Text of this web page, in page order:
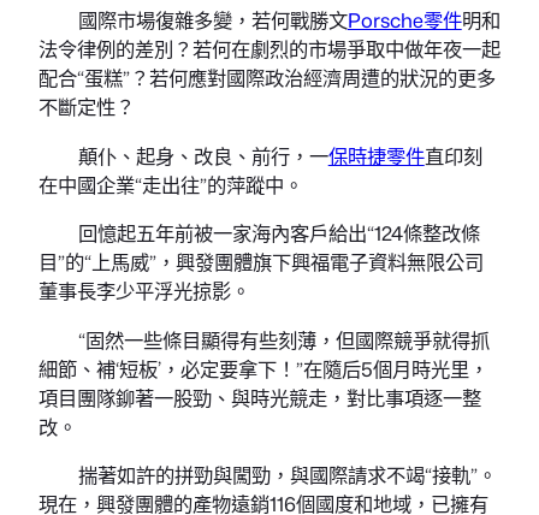
國際市場復雜多變，若何戰勝文Porsche零件明和
法令律例的差別？若何在劇烈的市場爭取中做年夜一起
配合“蛋糕”？若何應對國際政治經濟周遭的狀況的更多
不斷定性？
顛仆、起身、改良、前行，一保時捷零件直印刻
在中國企業“走出往”的萍蹤中。
回憶起五年前被一家海內客戶給出“124條整改條
目”的“上馬威”，興發團體旗下興福電子資料無限公司
董事長李少平浮光掠影。
“固然一些條目顯得有些刻薄，但國際競爭就得抓
細節、補‘短板’，必定要拿下！”在隨后5個月時光里，
項目團隊鉚著一股勁、與時光競走，對比事項逐一整
改。
揣著如許的拼勁與闖勁，與國際請求不竭“接軌”。
現在，興發團體的產物遠銷116個國度和地域，已擁有